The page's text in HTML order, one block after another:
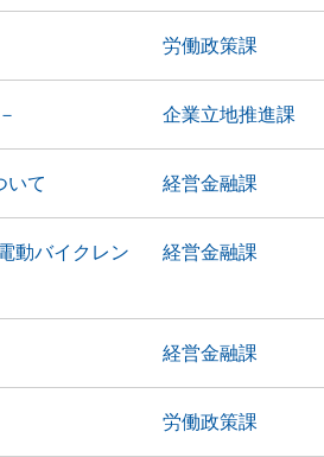
労働政策課
企業立地推進課
いて 経営金融課
動バイクレン
経営金融課
経営金融課
労働政策課